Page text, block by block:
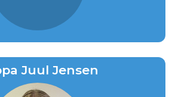
Juul Jensen